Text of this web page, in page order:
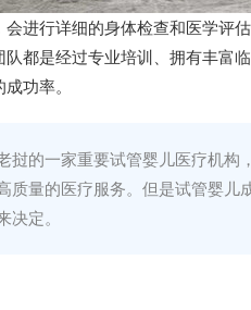
进行详细的身体检查和医学评
都是经过专业培训、拥有丰富
功率。
挝的一家重要试管婴儿医疗机
质量的医疗服务。但是试管婴
定。